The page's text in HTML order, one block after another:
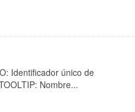
Identificador único de
Nombre...